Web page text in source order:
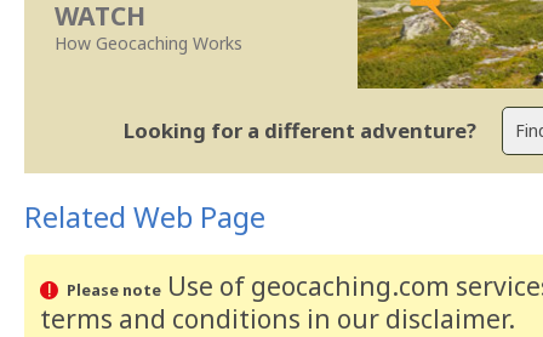
WATCH
How Geocaching Works
Looking for a different adventure?
Related Web Page
Please noteUse of geocaching.com
terms and conditions in our disclaimer.